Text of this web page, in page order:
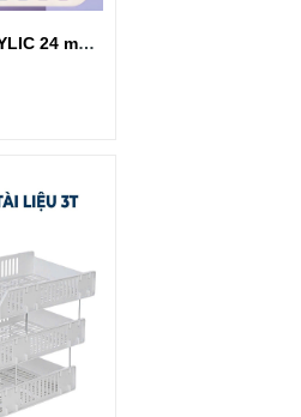
Bút màu ACRYLIC 24 màu tươi sáng